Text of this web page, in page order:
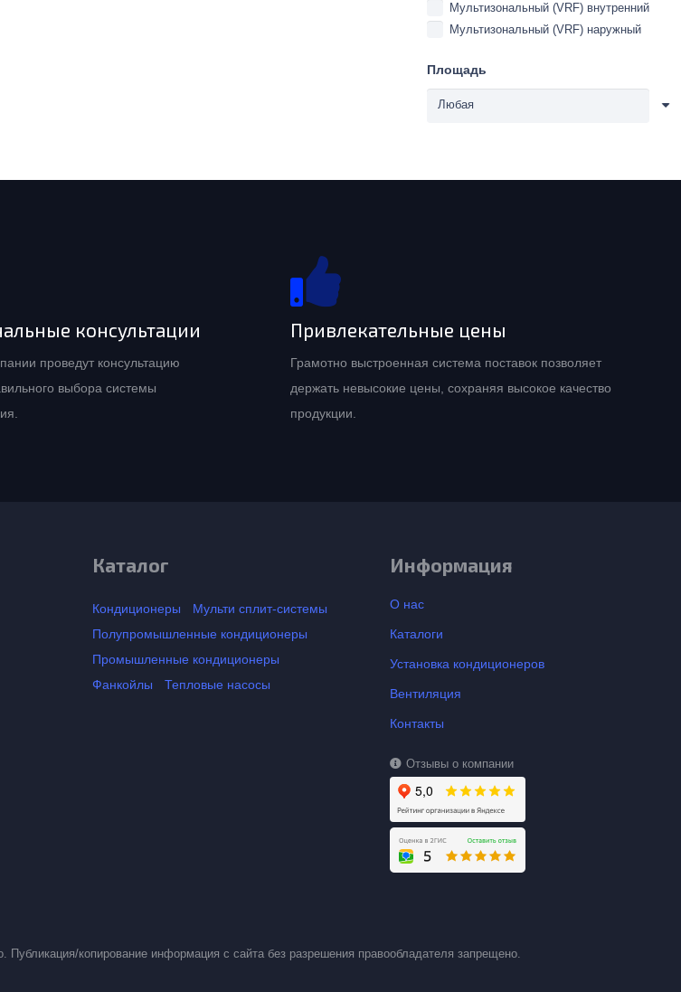
Мультизональный (VRF) внутренний
Мультизональный (VRF) наружный
Площадь
консультации
проведут консультацию
выбора системы
Привлекательные цены
Грамотно выстроенная система поставок позволяет
держать невысокие цены, сохраняя высокое качество
продукции.
Каталог
Кондиционеры
Мульти сплит-системы
Полупромышленные кондиционеры
Промышленные кондиционеры
Фанкойлы
Тепловые насосы
Информация
О нас
Каталоги
Установка кондиционеров
Вентиляция
Контакты
Отзывы о компании
копирование информация с сайта без разрешения правообладателя запрещено.